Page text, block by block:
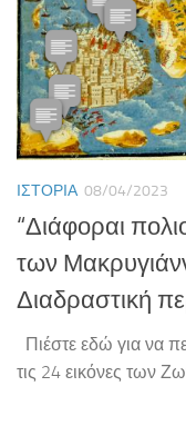
ΙΣΤΟΡΊΑ 08/04/2023
“Διάφοραι
των
Διαδραστική
Πιέστε εδώ για να
τις 24 εικόνες των